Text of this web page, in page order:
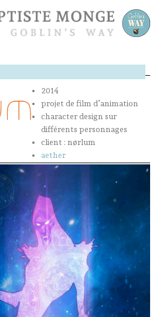
2014
projet de film d’animation
character design sur
différents personnages
client : nørlum
aether